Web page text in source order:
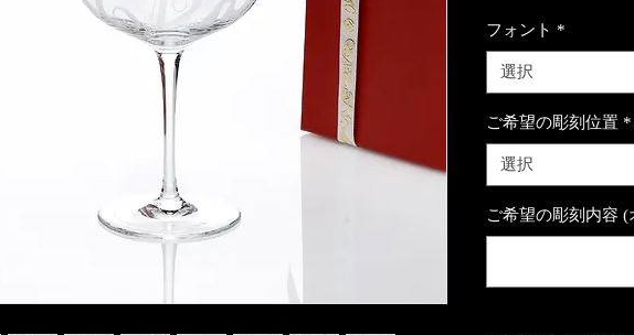
フォント *
選択
ご希望の彫刻位置 *
選択
ご希望の彫刻内容